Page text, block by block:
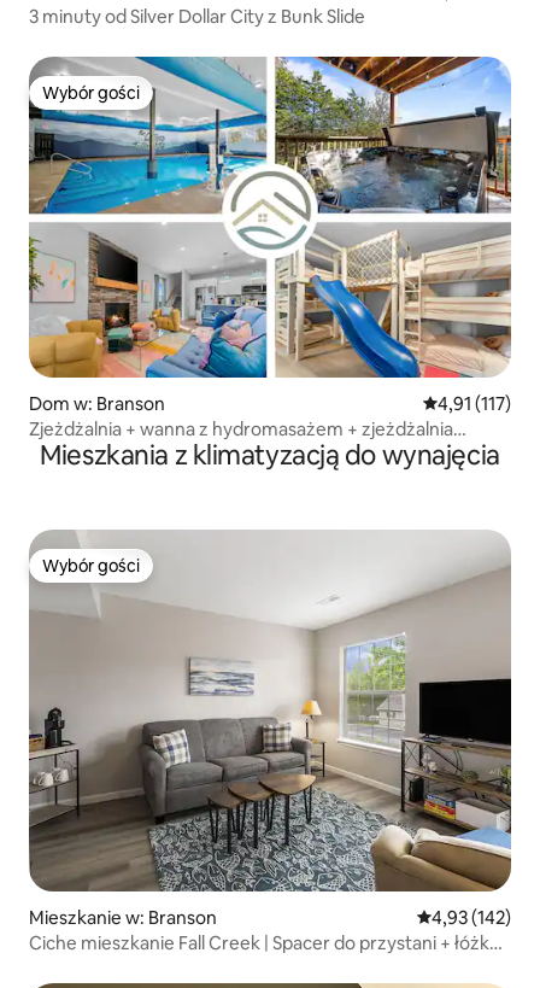
3 minuty od Silver Dollar City z Bunk Slide
Wybór gości
Wybór gości
Dom w: Branson Średnia
4,91 (117)
Zjeżdżalnia + wanna z hydromasażem + zjeżdżalnia
wodna | 4 min. Silver Dollar
Mieszkania z klimatyzacją do wynajęcia
Wybór gości
Wybór gości
Mieszkanie w: Branson Średnia
4,93 (142)
Ciche mieszkanie Fall Creek | Spacer do przystani + łóżko